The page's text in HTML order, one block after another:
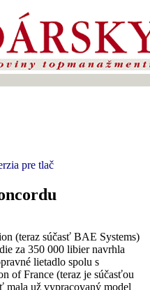
pre tlač
(teraz súčasť BAE Systems)
za 350 000 libier navrhla
lietadlo spolu s
of France (teraz je súčasťou
mala už vypracovaný model